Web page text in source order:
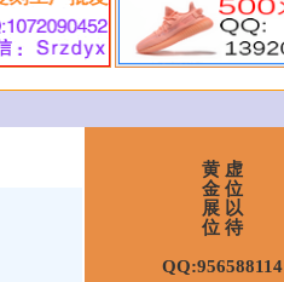
黄 虚
金 位
展 以
位 待
QQ:956588114